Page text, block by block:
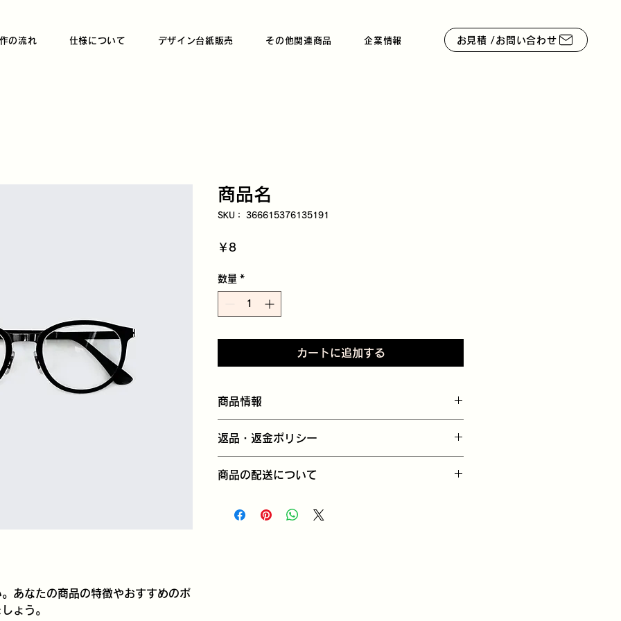
の流れ 仕様について デザイン台紙販売 その他関連商品 企業情報 お見積 /お問い合わせ
あなたの商品の特徴やおすすめのポ
ょう。
商品名
SKU： 366615376135191
￥8価
数量 *
カートに追加する
商品情報
明に加え、商品の特徴やおすすめのポイントなどを説明
しましょう。
返品・返金ポリシー
満足しなかった場合や、不備があった場合に行う手続き
顧客からの信頼を獲得し、安心して商品を購入していた
だけます。
商品の配送について
する情報を入力してください。配送情報を明確にするこ